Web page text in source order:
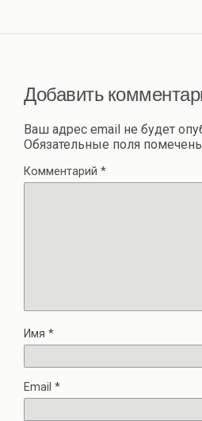
Добавить
Ваш адрес email не будет
Обязательные поля
Комментарий *
Имя *
Email *